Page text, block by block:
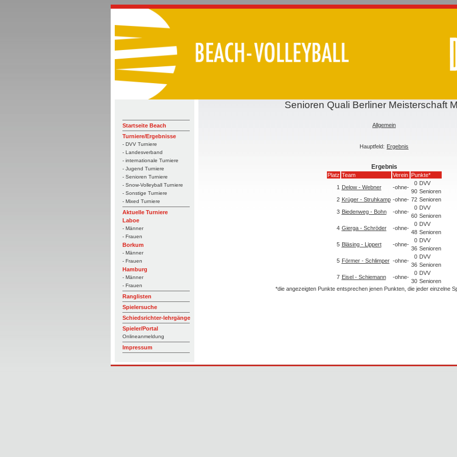
Startseite Beach
Turniere/Ergebnisse
- DVV Turniere
- Landesverband
- internationale Turniere
- Jugend Turniere
- Senioren Turniere
- Snow-Volleyball Turniere
- Sonstige Turniere
- Mixed Turniere
Aktuelle Turniere
Laboe
- Männer
- Frauen
Borkum
- Männer
- Frauen
Hamburg
- Männer
- Frauen
Ranglisten
Spielersuche
Schiedsrichter-lehrgänge
Spieler/Portal
Onlineanmeldung
Impressum
Senioren Quali Berliner Meisterschaft
Allgemein
Hauptfeld: Ergebnis
Ergebnis
Platz Team Verein
Punkte*
1 Delow - Webner -ohne-
0 DVV
90 Senioren
2 Krüger - Struhkamp -ohne- 72 Senioren
3 Biedenweg - Bohn -ohne-
0 DVV
60 Senioren
4 Gierga - Schröder -ohne-
0 DVV
48 Senioren
5 Bläsing - Lippert -ohne-
0 DVV
36 Senioren
5 Förmer - Schlimper -ohne-
0 DVV
36 Senioren
7 Eisel - Schiemann -ohne-
0 DVV
30 Senioren
*die angezeigten Punkte entsprechen jenen Punkten, die jeder einzelne